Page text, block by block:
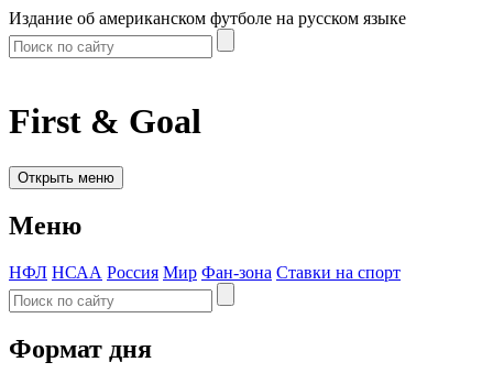
Издание об американском футболе на русском языке
First & Goal
Открыть меню
Меню
НФЛ НСАА Россия Мир Фан-зона Ставки на спорт
Формат дня